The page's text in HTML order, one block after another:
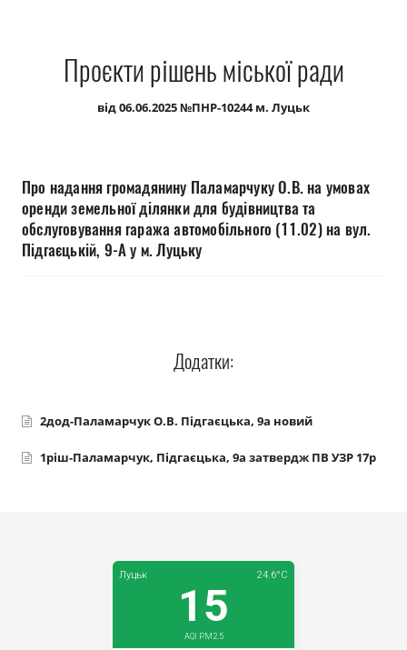
Публічна інформація
Документи
Проєкти рішень міської ради
від 06.06.2025 №ПНР-10244 м. Луцьк
Про надання громадянину Паламарчуку О.В. на умовах
оренди земельної ділянки для будівництва та
обслуговування гаража автомобільного (11.02) на вул.
Підгаєцькій, 9-А у м. Луцьку
Додатки:
2дод-Паламарчук О.В. Підгаєцька, 9а новий
1ріш-Паламарчук, Підгаєцька, 9а затвердж ПВ УЗР 17р